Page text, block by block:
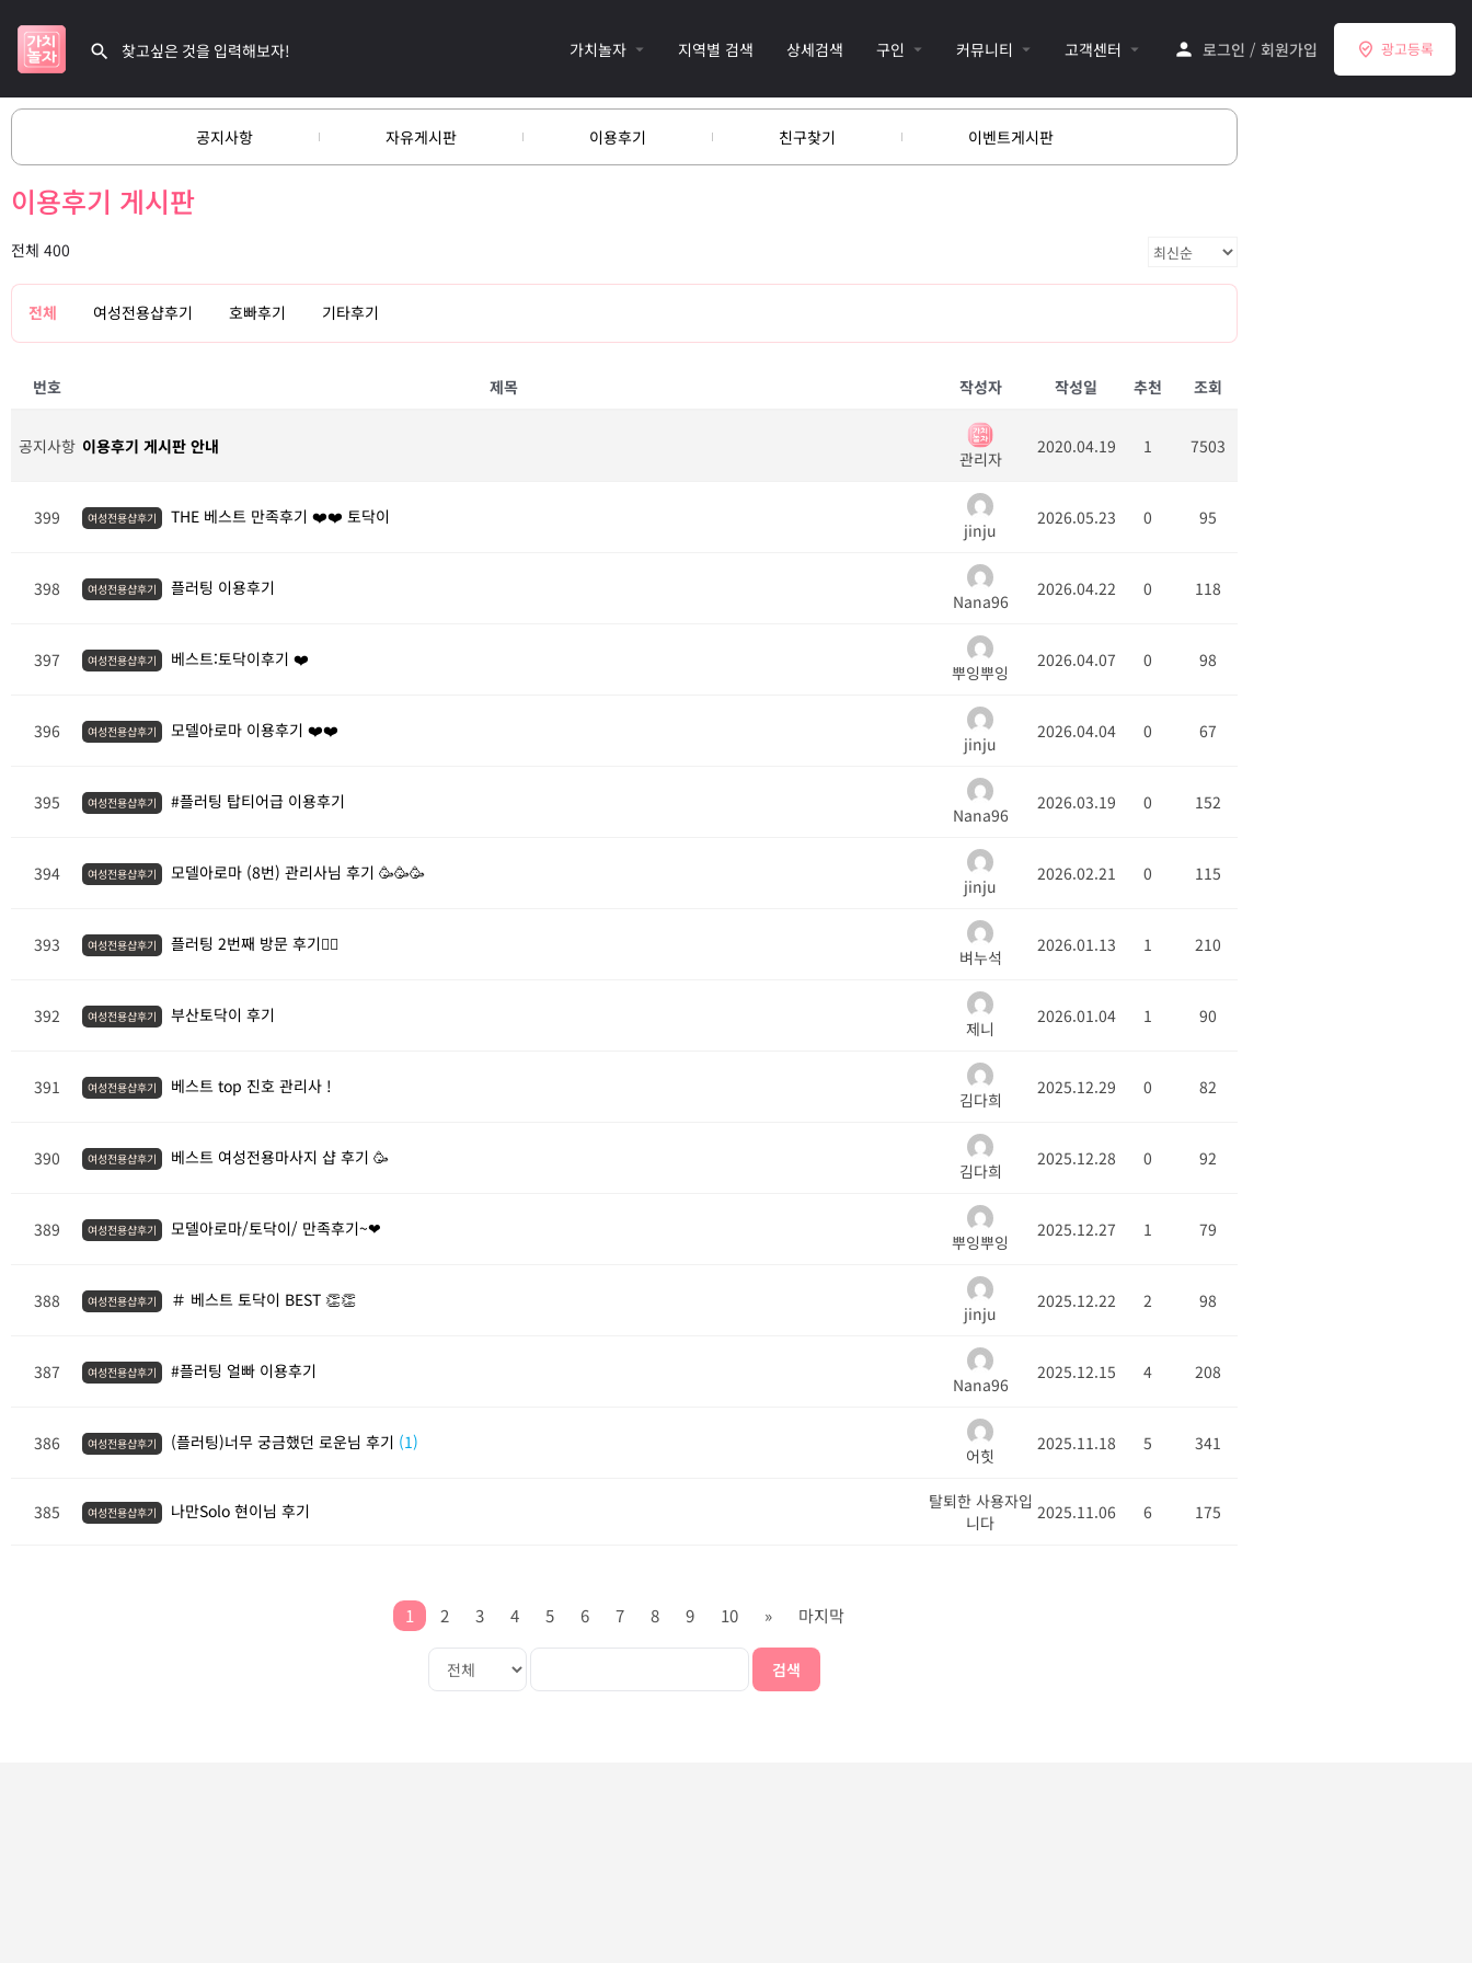
가치놀자 지역별 검색 상세검색 구인 커뮤니티 고객센터 로그인 / 회원가입 광고등록
공지사항 자유게시판 이용후기 친구찾기 이벤트게시판
이용후기 게시판
전체 400
전체 여성전용샵후기 호빠후기 기타후기
번호 제목 작성자 작성일 추천 조회
공지사항 이용후기 게시판 안내
관리자
2020.04.19 1 7503
399 여성전용샵후기 THE 베스트 만족후기 ❤️❤️ 토닥이
jinju
2026.05.23 0 95
398 여성전용샵후기 플러팅 이용후기
Nana96
2026.04.22 0 118
397 여성전용샵후기 베스트:토닥이후기 ❤️
뿌잉뿌잉
2026.04.07 0 98
396 여성전용샵후기 모델아로마 이용후기 ❤️❤️
jinju
2026.04.04 0 67
395 여성전용샵후기 #플러팅 탑티어급 이용후기
Nana96
2026.03.19 0 152
394 여성전용샵후기 모델아로마 (8번) 관리사님 후기 🥳🥳🥳
jinju
2026.02.21 0 115
393 여성전용샵후기 플러팅 2번째 방문 후기💆‍♀️
벼누석
2026.01.13 1 210
392 여성전용샵후기 부산토닥이 후기
제니
2026.01.04 1 90
391 여성전용샵후기 베스트 top 진호 관리사 !
김다희
2025.12.29 0 82
390 여성전용샵후기 베스트 여성전용마사지 샵 후기 🥳
김다희
2025.12.28 0 92
389 여성전용샵후기 모델아로마/토닥이/ 만족후기~❤
뿌잉뿌잉
2025.12.27 1 79
388 여성전용샵후기 ＃ 베스트 토닥이 BEST 👏👏
jinju
2025.12.22 2 98
387 여성전용샵후기 #플러팅 얼빠 이용후기
Nana96
2025.12.15 4 208
386 여성전용샵후기 (플러팅)너무 궁금했던 로운님 후기 (1)
어힛
2025.11.18 5 341
385 여성전용샵후기 나만Solo 현이님 후기
탈퇴한 사용자입
니다
2025.11.06 6 175
1 2 3 4 5 6 7 8 9 10 » 마지막
검색